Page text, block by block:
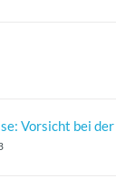
Vorsicht bei